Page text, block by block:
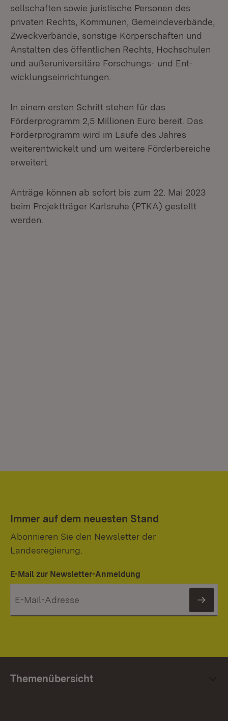
sellschaften sowie juristische Personen des
privaten Rechts, Kommunen, Ge­meindeverbände,
Zweckverbände, sonstige Körperschaften und
Anstalten des öffentlichen Rechts, Hochschulen
und außeruniversitäre Forschungs- und Ent­
wicklungseinrichtungen.
In einem ersten Schritt stehen für das
Förderprogramm 2,5 Millionen Euro bereit. Das
Förderprogramm wird im Laufe des Jahres
weiterentwickelt und um weitere Förderbereiche
erweitert.
Anträge können ab sofort bis zum 22. Mai 2023
beim Projektträger Karlsruhe (PTKA) gestellt
werden.
Immer auf dem neuesten Stand
Abonnieren Sie den Newsletter der
Landesregierung.
E-Mail zur Newsletter-Anmeldung
Themenübersicht